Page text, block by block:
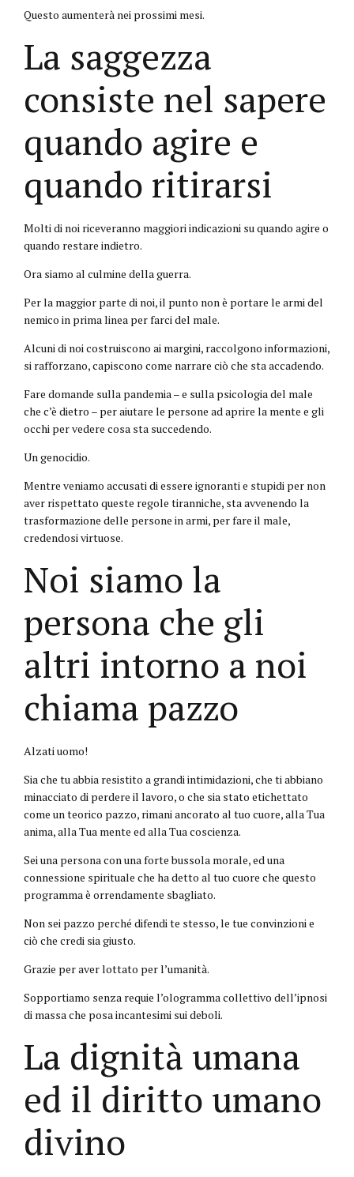
Questo aumenterà nei prossimi mesi.
La saggezza
consiste nel sapere
quando agire e
quando ritirarsi
Molti di noi riceveranno maggiori indicazioni su quando agire o
quando restare indietro.
Ora siamo al culmine della guerra.
Per la maggior parte di noi, il punto non è portare le armi del
nemico in prima linea per farci del male.
Alcuni di noi costruiscono ai margini, raccolgono informazioni,
si rafforzano, capiscono come narrare ciò che sta accadendo.
Fare domande sulla pandemia – e sulla psicologia del male
che c’è dietro – per aiutare le persone ad aprire la mente e gli
occhi per vedere cosa sta succedendo.
Un genocidio.
Mentre veniamo accusati di essere ignoranti e stupidi per non
aver rispettato queste regole tiranniche, sta avvenendo la
trasformazione delle persone in armi, per fare il male,
credendosi virtuose.
Noi siamo la
persona che gli
altri intorno a noi
chiama pazzo
Alzati uomo!
Sia che tu abbia resistito a grandi intimidazioni, che ti abbiano
minacciato di perdere il lavoro, o che sia stato etichettato
come un teorico pazzo, rimani ancorato al tuo cuore, alla Tua
anima, alla Tua mente ed alla Tua coscienza.
Sei una persona con una forte bussola morale, ed una
connessione spirituale che ha detto al tuo cuore che questo
programma è orrendamente sbagliato.
Non sei pazzo perché difendi te stesso, le tue convinzioni e
ciò che credi sia giusto.
Grazie per aver lottato per l’umanità.
Sopportiamo senza requie l’ologramma collettivo dell’ipnosi
di massa che posa incantesimi sui deboli.
La dignità umana
ed il diritto umano
divino